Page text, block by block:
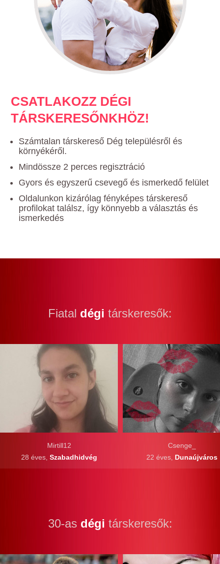
CSATLAKOZZ DÉGI
TÁRSKERESŐNKHÖZ!
Számtalan társkereső Dég településről és
környékéről.
Mindössze 2 perces regisztráció
Gyors és egyszerű csevegő és ismerkedő felület
Oldalunkon kizárólag fényképes társkereső
profilokat találsz, így könnyebb a választás és
ismerkedés
Fiatal dégi társkeresők:
Mirtill12
28 éves, Szabadhidvég
Csenge_
22 éves, Dunaújváros
30-as dégi társkeresők: